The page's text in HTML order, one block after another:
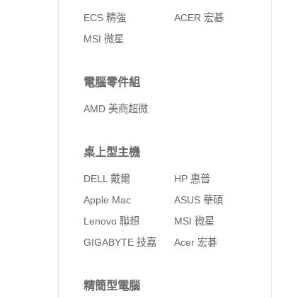
ECS 精強
ACER 宏碁
MSI 微星
電腦零件組
AMD 美商超微
桌上型主機
DELL 戴爾
HP 惠普
Apple Mac
ASUS 華碩
Lenovo 聯想
MSI 微星
GIGABYTE 技嘉
Acer 宏碁
精簡型電腦